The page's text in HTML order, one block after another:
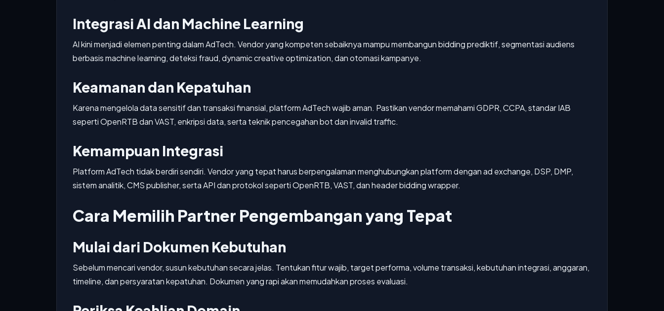
Integrasi AI dan Machine Learning
AI kini menjadi elemen penting dalam AdTech. Vendor yang kompeten sebaiknya mampu membangun bidding prediktif, segmentasi audiens
berbasis machine learning, deteksi fraud, dynamic creative optimization, dan otomasi kampanye.
Keamanan dan Kepatuhan
Karena mengelola data sensitif dan transaksi finansial, platform AdTech wajib aman. Pastikan vendor memahami GDPR, CCPA, standar IAB
seperti OpenRTB dan VAST, enkripsi data, serta teknik pencegahan bot dan invalid traffic.
Kemampuan Integrasi
Platform AdTech tidak berdiri sendiri. Vendor yang tepat harus berpengalaman menghubungkan platform dengan ad exchange, DSP, DMP,
sistem analitik, CMS publisher, serta API dan protokol seperti OpenRTB, VAST, dan header bidding wrapper.
Cara Memilih Partner Pengembangan yang Tepat
Mulai dari Dokumen Kebutuhan
Sebelum mencari vendor, susun kebutuhan secara jelas. Tentukan fitur wajib, target performa, volume transaksi, kebutuhan integrasi, anggaran,
timeline, dan persyaratan kepatuhan. Dokumen yang rapi akan memudahkan proses evaluasi.